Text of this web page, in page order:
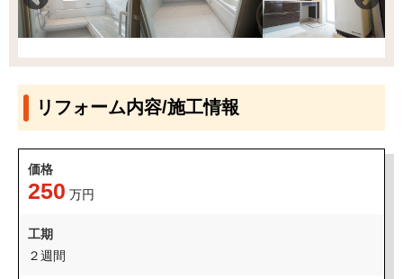
リフォーム内容/施工情報
価格
250 万円
工期
２週間